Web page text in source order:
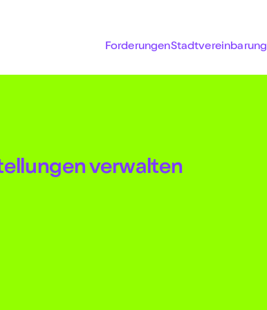
ForderungenStadtvereinbarung
verwalten